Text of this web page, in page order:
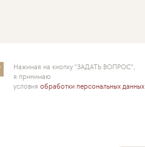
Нажимая на кнопку "ЗАДАТЬ ВОПРОС",
я принимаю
условия обработки персональных данных